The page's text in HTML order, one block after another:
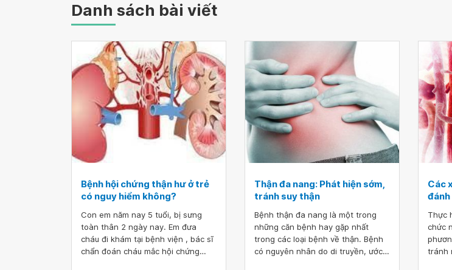
Danh sách bài viết
Bệnh hội chứng thận hư ở trẻ
có nguy hiểm không?
Con em năm nay 5 tuổi, bị sưng
toàn thân 2 ngày nay. Em đưa
cháu đi khám tại bệnh viện , bác sĩ
chẩn đoán cháu mắc hội chứng
Thận đa nang: Phát hiện sớm,
tránh suy thận
Bệnh thận đa nang là một trong
những căn bệnh hay gặp nhất
trong các loại bệnh về thận. Bệnh
có nguyên nhân do di truyền, ước
Các
Thực
chức
tránh